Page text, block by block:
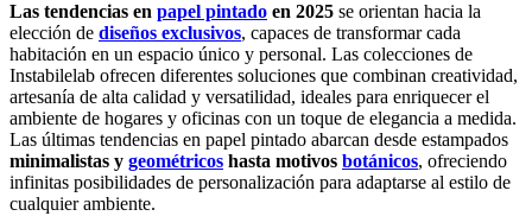
Las tendencias en papel pintado en 2025 se orientan hacia la
elección de diseños exclusivos, capaces de transformar cada
habitación en un espacio único y personal. Las colecciones de
Instabilelab ofrecen diferentes soluciones que combinan creatividad,
artesanía de alta calidad y versatilidad, ideales para enriquecer el
ambiente de hogares y oficinas con un toque de elegancia a medida.
Las últimas tendencias en papel pintado abarcan desde estampados
minimalistas y geométricos hasta motivos botánicos, ofreciendo
infinitas posibilidades de personalización para adaptarse al estilo de
cualquier ambiente.